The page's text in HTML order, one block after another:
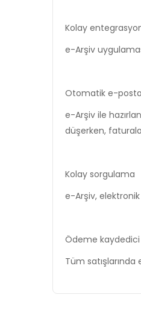
Kolay
e-Arşiv
Otomatik e-
e-Arşiv ile
düşerken,
Kolay sorgulama
e-Arşiv,
Ödeme
Tüm